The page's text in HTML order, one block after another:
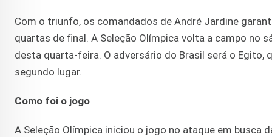
Com o triunfo, os comandados de André Jardine
quartas de final. A Seleção Olímpica volta a campo no
desta quarta-feira. O adversário do Brasil será o Egito,
segundo lugar.
Como foi o jogo
A Seleção Olímpica iniciou o jogo no ataque em